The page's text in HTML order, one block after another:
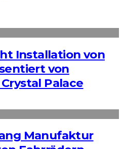
Installation von
von
Palace
Manufaktur